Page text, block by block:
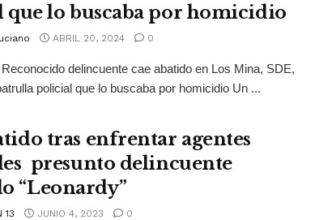
que lo buscaba por homicidio
ABRIL 20, 2024 0
delincuente cae abatido en Los Mina, SDE,
policial que lo buscaba por homicidio Un ...
tras enfrentar agentes
presunto delincuente
“Leonardy”
13 JUNIO 4, 2023 0